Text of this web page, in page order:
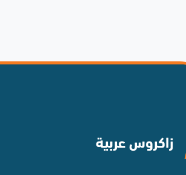
زاكروس عربية